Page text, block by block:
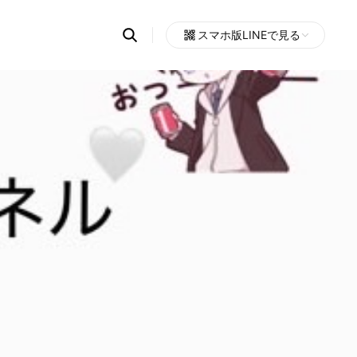
Search
OpenChats
messages
search
area
スマホ版LINEで見る